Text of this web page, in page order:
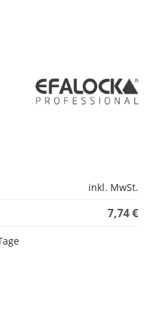
inkl. MwSt.
7,74 €